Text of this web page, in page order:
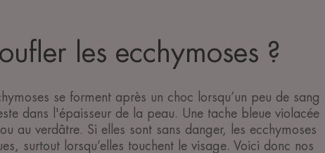
les ecchymoses ?
se forment après un choc lorsqu’un peu de sang
dans l'épaisseur de la peau. Une tache bleue violacée
au verdâtre. Si elles sont sans danger, les ecchymoses
surtout lorsqu’elles touchent le visage. Voici donc nos